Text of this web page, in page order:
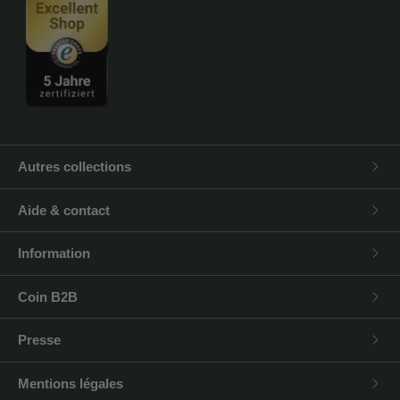
Autres collections
Aide & contact
Information
Coin B2B
Presse
Mentions légales